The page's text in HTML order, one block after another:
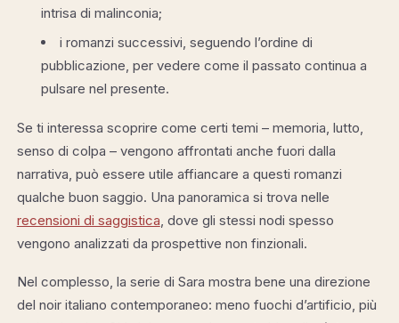
intrisa di malinconia;
i romanzi successivi, seguendo l’ordine di
pubblicazione, per vedere come il passato continua a
pulsare nel presente.
Se ti interessa scoprire come certi temi – memoria, lutto,
senso di colpa – vengono affrontati anche fuori dalla
narrativa, può essere utile affiancare a questi romanzi
qualche buon saggio. Una panoramica si trova nelle
recensioni di saggistica, dove gli stessi nodi spesso
vengono analizzati da prospettive non finzionali.
Nel complesso, la serie di Sara mostra bene una direzione
del noir italiano contemporaneo: meno fuochi d’artificio, più